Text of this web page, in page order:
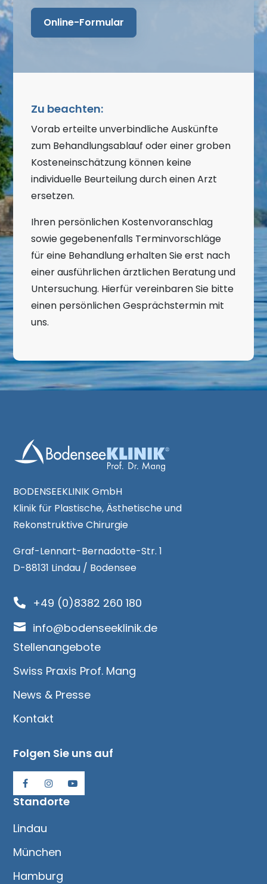
Online-Formular
Zu beachten:
Vorab erteilte unverbindliche Auskünfte
zum Behandlungsablauf oder einer groben
Kosteneinschätzung können keine
individuelle Beurteilung durch einen Arzt
ersetzen.
Ihren persönlichen Kostenvoranschlag
sowie gegebenenfalls Terminvorschläge
für eine Behandlung erhalten Sie erst nach
einer ausführlichen ärztlichen Beratung und
Untersuchung. Hierfür vereinbaren Sie bitte
einen persönlichen Gesprächstermin mit
uns.
BODENSEEKLINIK GmbH
Klinik für Plastische, Ästhetische und
Rekonstruktive Chirurgie
Graf-Lennart-Bernadotte-Str. 1
D-88131 Lindau / Bodensee
 +49 (0)8382 260 180

info@bodenseeklinik.de
Stellenangebote
Swiss Praxis Prof. Mang
News & Presse
Kontakt
Folgen Sie uns auf
Standorte
Lindau
München
Hamburg